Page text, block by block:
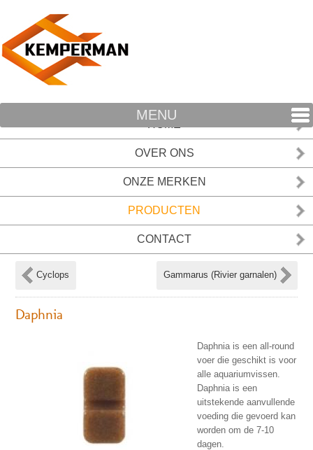
MENU
OVER ONS
ONZE MERKEN
PRODUCTEN
CONTACT
Cyclops Gammarus (Rivier garnalen)
Daphnia
Daphnia is een all-round
voer die geschikt is voor
alle aquariumvissen.
Daphnia is een
uitstekende aanvullende
voeding die gevoerd kan
worden om de 7-10
dagen.